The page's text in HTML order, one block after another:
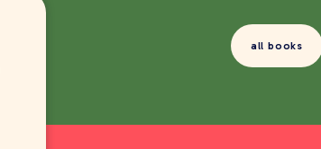
all books